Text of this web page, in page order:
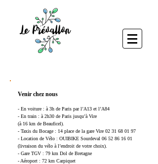
Venir chez nous
- En voiture : à 3h de Paris par l’A13 et l’A84
- En train : à 2h30 de Paris jusqu’à Vire
(à 16 km de Beauficel).
- Taxis du Bocage : 14 place de la gare Vire 02 31 68 01 97
- Location de Vélo : OUIBIKE Sourdeval 06 52 86 16 01
(livraison du vélo à l’endroit de votre choix).
- Gare TGV : 79 km Dol de Bretagne
- Aéroport : 72 km Carpiquet